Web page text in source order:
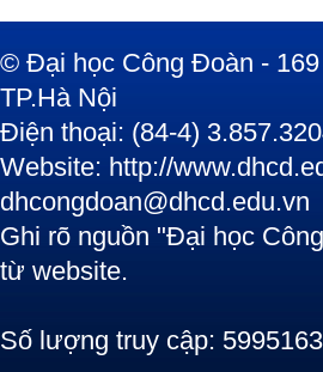
© Đại học Công Đoàn -
TP.Hà Nội
Điện thoại: (84-4)
Website: http://
dhcongdoan@dhcd.edu.vn
Ghi rõ nguồn "Đại học
từ website.
Số lượng truy cập: